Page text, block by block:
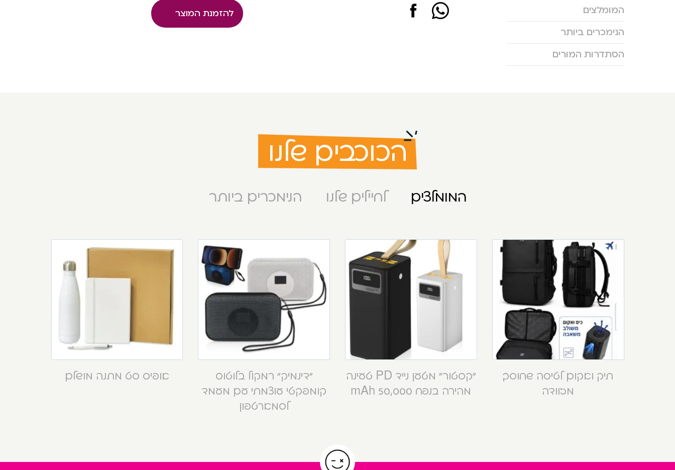
המומלצים
הנימכרים ביותר
הסתדרות המורים
להזמנת המוצר
הכוכבים שלנו
המומלצים לחיילים שלנו הנימכרים ביותר
תיק ואקום לטיסה שחוסך
מזוודה
“קסטור” מטען נייד PD טעינה
מהירה בנפח 50,000 mAh
“דינמיק” רמקול בלוטוס
קומפקטי עוצמתי עם מעמד
לסמארטפון
אופיס סט מתנה מושלם